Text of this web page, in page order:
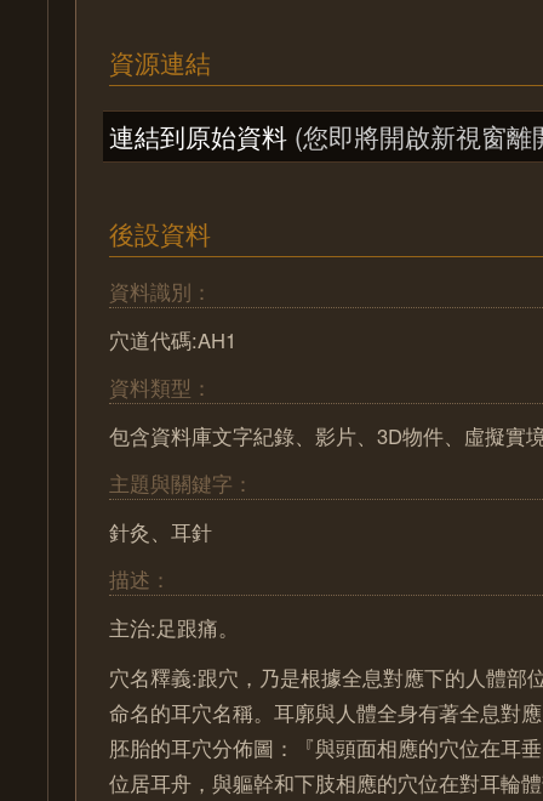
資源連結
連結到原始資料 (您即將開啟新視窗離
後設資料
資料識別：
穴道代碼:AH1
資料類型：
包含資料庫文字紀錄、影片、3D物件、虛擬實
主題與關鍵字：
針灸、耳針
描述：
主治:足跟痛。
穴名釋義:跟穴，乃是根據全息對應下的人體部
命名的耳穴名稱。耳廓與人體全身有著全息對
胚胎的耳穴分佈圖：『與頭面相應的穴位在耳
位居耳舟，與軀幹和下肢相應的穴位在對耳輪